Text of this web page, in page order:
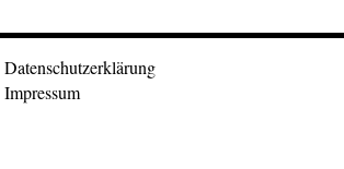
Datenschutzerklärung
Impressum